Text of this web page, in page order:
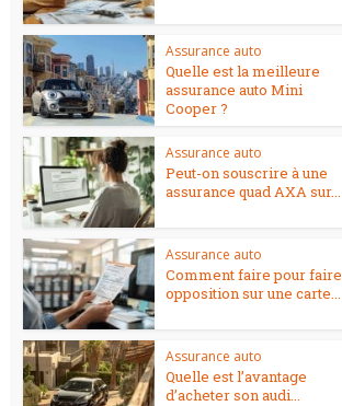
Assurance auto
Quelle est la meilleure
assurance auto Mini
Cooper ?
Assurance auto
Peut-on souscrire à une
assurance quad AXA sur...
Assurance auto
Comment faire pour faire
opposition sur une carte...
Assurance auto
Quelle est l’avantage
d’acheter son audi...